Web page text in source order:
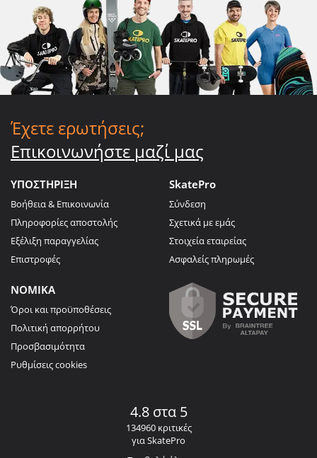
Έχετε ερωτήσεις;
Επικοινωνήστε μαζί μας
ΥΠΟΣΤΗΡΙΞΗ
Βοήθεια & Επικοινωνία
Πληροφορίες αποστολής
Εξέλιξη παραγγελίας
Επιστροφές
SkatePro
Σύνδεση
Σχετικά με εμάς
Στοιχεία εταιρείας
Ασφαλείς πληρωμές
ΝΟΜΙΚΑ
Όροι και προϋποθέσεις
Πολιτική απορρήτου
Προσβασιμότητα
Ρυθμίσεις cookies
4.8 στα 5
134960 κριτικές
για SkatePro